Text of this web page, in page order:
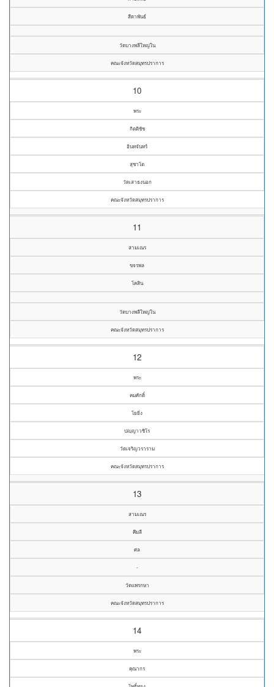
สีดาพันธ์
วัดบางพลีใหญ่ใน
คณะจังหวัดสมุทรปราการ
10
พระ
กิตติชัช
อินทจันทร์
สุชาโต
วัดเสาธงนอก
คณะจังหวัดสมุทรปราการ
11
สามเณร
ขจรพล
โคสิน
วัดบางพลีใหญ่ใน
คณะจังหวัดสมุทรปราการ
12
พระ
คมศักดิ์
โยยิ่ง
ปญฺญาวชิโร
วัดเจริญวราราม
คณะจังหวัดสมุทรปราการ
13
สามเณร
คึมลี
ศล
-
วัดแพรกษา
คณะจังหวัดสมุทรปราการ
14
พระ
คุณากร